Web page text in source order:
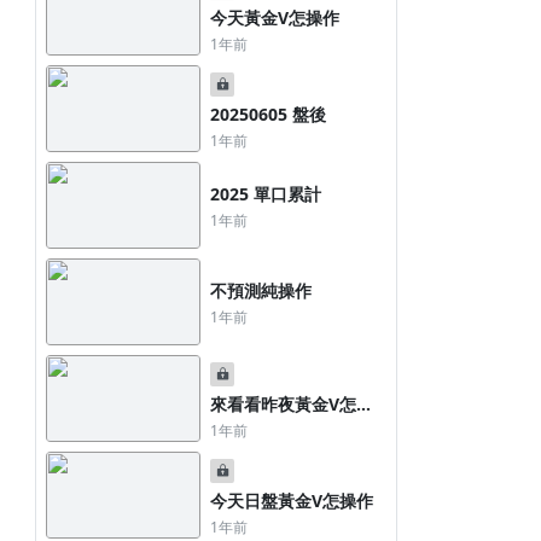
今天黃金V怎操作
1年前
20250605 盤後
1年前
2025 單口累計
1年前
不預測純操作
1年前
來看看昨夜黃金V怎操
作
1年前
今天日盤黃金V怎操作
1年前